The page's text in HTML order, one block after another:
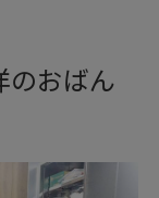
おばん